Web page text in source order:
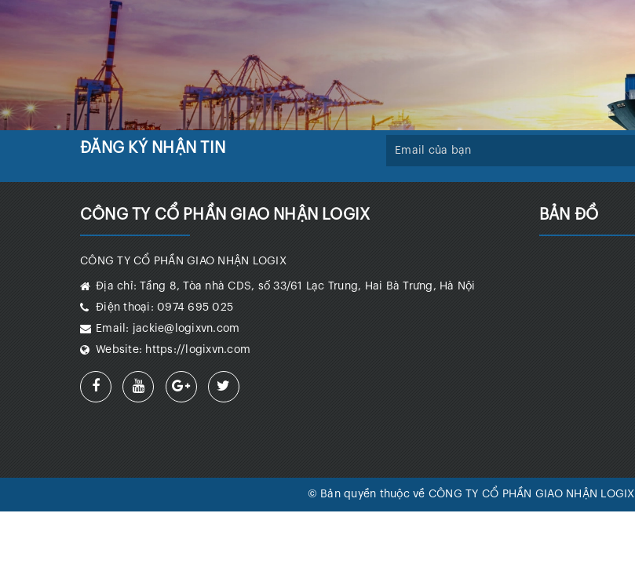
ĐĂNG KÝ NHẬN TIN
CÔNG TY CỔ PHẦN GIAO NHẬN LOGIX
CÔNG TY CỔ PHẦN GIAO NHẬN LOGIX
Địa chỉ:
Tầng 8, Tòa nhà CDS, số 33/61 Lạc Trung, Hai Bà Trưng, Hà Nội
Điện thoại: 0974 695 025
Email: jackie@logixvn.com
Website: https://logixvn.com
BẢN ĐỒ
© Bản quyền thuộc về CÔNG TY CỔ PHẦN GIAO NHẬN LOGIX